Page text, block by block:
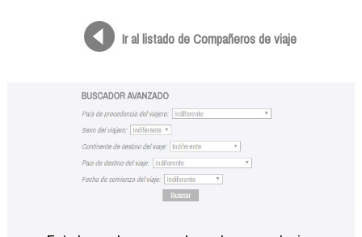
Ir al listado de Compañeros de viaje